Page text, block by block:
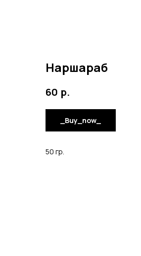
Наршараб
60 р.
_Buy_now_
50 гр.